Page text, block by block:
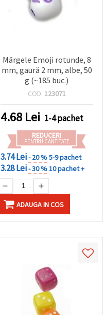
Mărgele Emoji rotunde, 8
mm, gaură 2 mm, albe, 50
g (~185 buc.)
COD: 123071
4.68 Lei 1-4 pachet
REDUCERI
PENTRU CANTITATE
3.74 Lei- 20 %5-9 pachet
3.28 Lei- 30 %10 pachet +
ADAUGA IN COS